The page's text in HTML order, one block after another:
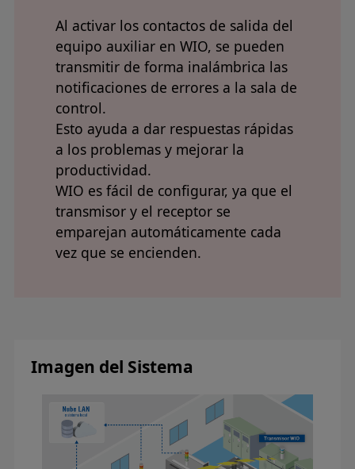
Al activar los contactos de salida del
equipo auxiliar en WIO, se pueden
transmitir de forma inalámbrica las
notificaciones de errores a la sala de
control.
Esto ayuda a dar respuestas rápidas
a los problemas y mejorar la
productividad.
WIO es fácil de configurar, ya que el
transmisor y el receptor se
emparejan automáticamente cada
vez que se encienden.
Imagen del Sistema